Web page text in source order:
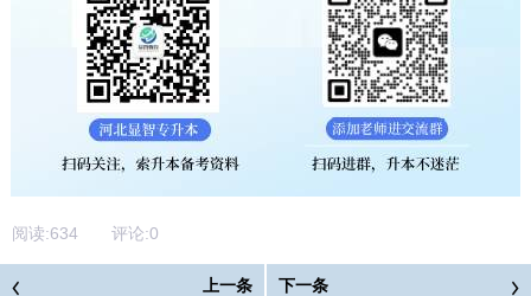
阅读:634 评论:0
上一条 下一条